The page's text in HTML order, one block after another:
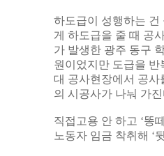
하도급이 성행하는 건
게 하도급을 줄 때 공
가 발생한 광주 동구
원이었지만 도급을
대 공사현장에서 공사
의 시공사가 나눠 가
직접고용 안 하고 ‘똥
노동자 임금 착취해 ‘